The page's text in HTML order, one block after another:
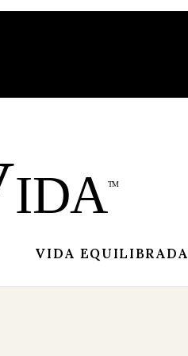
VIDA EQUILIBRADA